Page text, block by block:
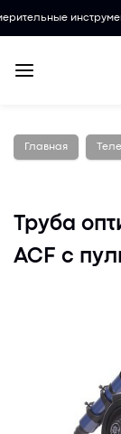
инструменты и
Главная
Труба
ACF с